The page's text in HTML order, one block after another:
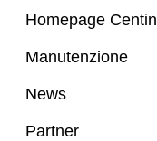
Homepage Centin
Manutenzione
News
Partner